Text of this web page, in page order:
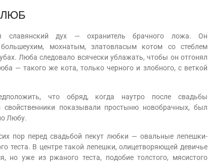
ЛЮБ
дух — охранитель брачного ложа. Он
большеухим, мохнатым, златовласым котом со стеблем
Люба следовало всячески ублажать, чтобы он отгонял
— такого же кота, только черного и злобного, с веткой
что обряд, когда наутро после свадьбы
свойственники показывали простыню новобрачных, был
Любу.
пор перед свадьбой пекут любки — овальные лепешки-
теста. В центре такой лепешки, олицетворяющей девичье
но уже из ржаного теста, подобие толстого, мясистого